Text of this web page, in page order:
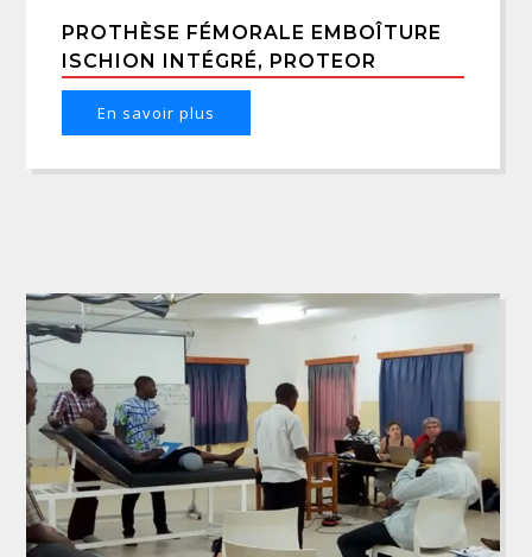
PROTHÈSE FÉMORALE EMBOÎTURE
ISCHION INTÉGRÉ, PROTEOR
En savoir plus